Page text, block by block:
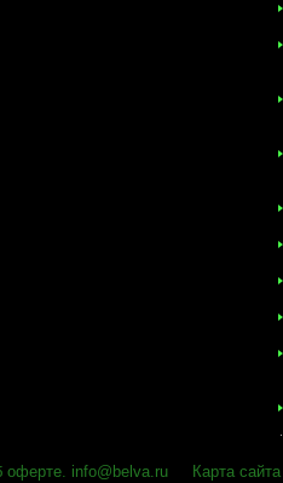
оферте. info@belva.ru Карта сайта